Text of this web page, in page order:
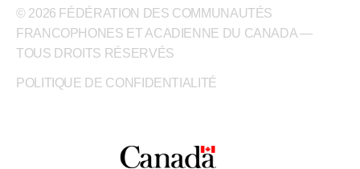
© 2026 FÉDÉRATION DES COMMUNAUTÉS
FRANCOPHONES ET ACADIENNE DU CANADA —
TOUS DROITS RÉSERVÉS
POLITIQUE DE CONFIDENTIALITÉ